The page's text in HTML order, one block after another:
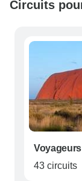
Circuits
43 circuits